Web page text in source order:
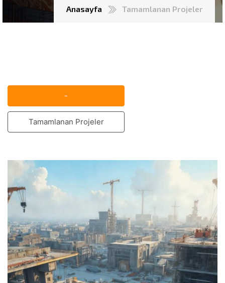
Anasayfa Tamamlanan Projeler
-
Tamamlanan Projeler